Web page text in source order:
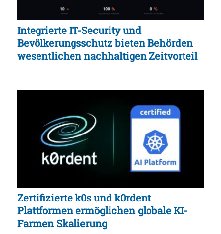
Integrierte IT-Security und
Bevölkerungsschutz bieten Behörden
wesentlichen nachhaltigen Zeitvorteil
Zertifizierte k0s und k0rdent
Plattformen ermöglichen globale KI-
Farmen Skalierung